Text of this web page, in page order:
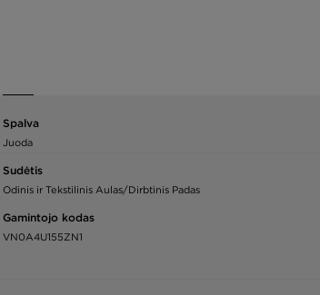
Spalva
Juoda
Sudėtis
Odinis ir Tekstilinis Aulas/Dirbtinis Padas
Gamintojo kodas
VN0A4U155ZN1